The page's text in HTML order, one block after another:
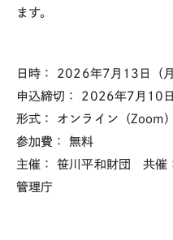
ます。
日時： 2026年7月13日（
申込締切： 2026年7月10
形式： オンライン（Zoom
参加費： 無料
主催： 笹川平和財団 共催
管理庁